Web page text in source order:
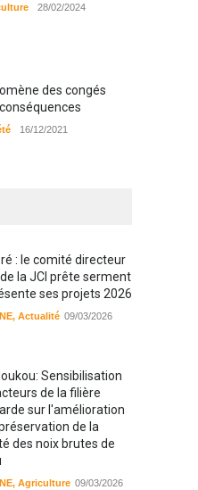
28/02/2024
des congés
16/12/2021
: le comité directeur
de la JCI prête serment
ses projets 2026
, Actualité 09/03/2026
Sensibilisation
de la filière
sur l'amélioration
de la
des noix brutes de
, Agriculture 09/03/2026